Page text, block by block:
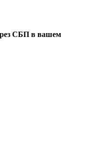
СБП в вашем